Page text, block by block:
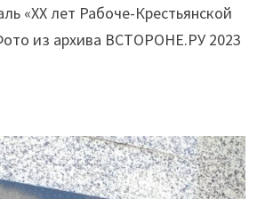
«XX лет Рабоче-Крестьянской
из архива ВСТОРОНЕ.РУ 2023